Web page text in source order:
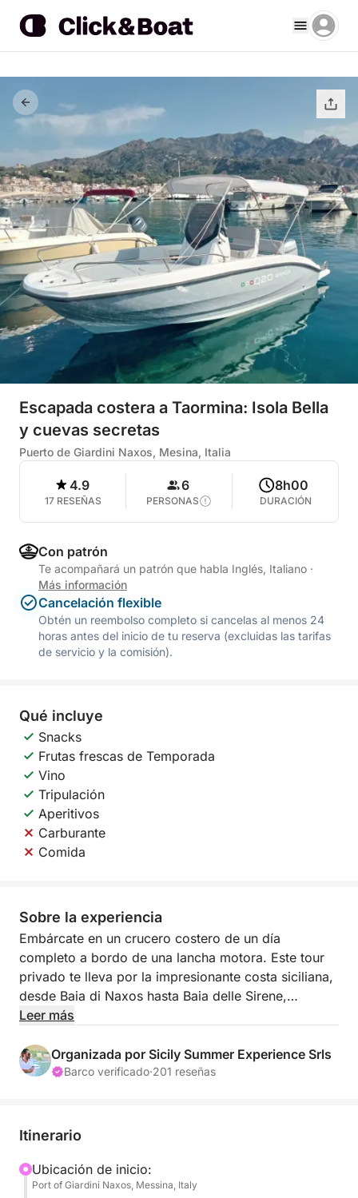
Escapada costera a Taormina: Isola Bella
y cuevas secretas
Puerto de Giardini Naxos, Mesina, Italia
4.9
17 RESEÑAS
6
PERSONAS
8h00
DURACIÓN
Con patrón
Te acompañará un patrón que habla Inglés, Italiano ·
Más información
Cancelación flexible
Obtén un reembolso completo si cancelas al menos 24
horas antes del inicio de tu reserva (excluidas las tarifas
de servicio y la comisión).
Qué incluye
Snacks
Frutas frescas de Temporada
Vino
Tripulación
Aperitivos
Carburante
Comida
Sobre la experiencia
Embárcate en un crucero costero de un día
completo a bordo de una lancha motora. Este tour
privado te lleva por la impresionante costa siciliana,
desde Baia di Naxos hasta Baia delle Sirene,
ofreciendo vistas impresionantes y joyas ocultas.
Relájate y disfruta de la belleza del mar mientras
descubres lugares pintorescos como la Grotta
A lo largo del día, disfrutarás de frutas de
escuchas tu música favorita a través del sistema de
sonido del barco. El capitán y la tripulación
Leer más
Organizada por Sicily Summer Experience Srls
Barco verificado·201 reseñas
Itinerario
Ubicación de inicio:
Port of Giardini Naxos, Messina, Italy